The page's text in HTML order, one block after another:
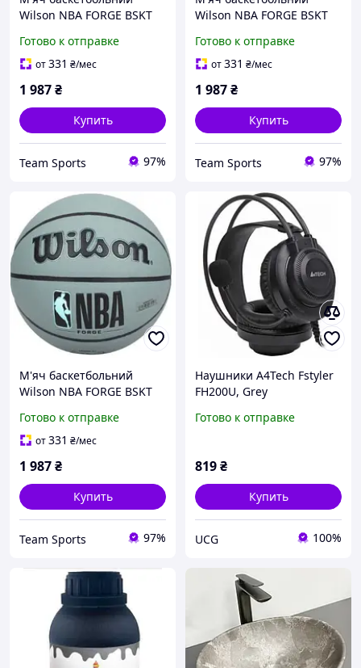
Wilson NBA FORGE BSKT
Готово к отправке
от331 ₴/мес
1 987₴
Купить
Team Sports 97%
Wilson NBA FORGE BSKT
Готово к отправке
от331 ₴/мес
1 987₴
Купить
Team Sports 97%
М'яч баскетбольний
Wilson NBA FORGE BSKT
Готово к отправке
от331 ₴/мес
1 987₴
Купить
Team Sports 97%
Наушники A4Tech Fstyler
FH200U, Grey
Готово к отправке
819₴
Купить
UCG 100%